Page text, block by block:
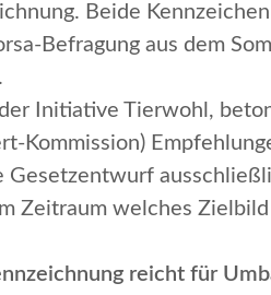
. Beide
Befragung aus dem
Initiative Tierwohl ,
Kommission)
Gesetzentwurf
Zeitraum welches
reicht für